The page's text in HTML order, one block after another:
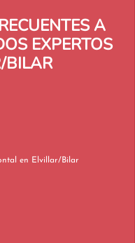
A
EXPERTOS
BILAR
Derecho Inmobiliario y Propiedad Horizontal en Elvillar/Bilar